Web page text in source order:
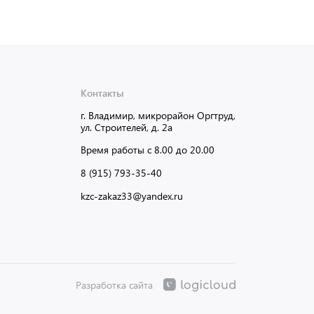
Контакты
г. Владимир, микрорайон Оргтруд,
ул. Строителей, д. 2а
Время работы с 8.00 до 20.00
8 (915) 793-35-40
kzc-zakaz33@yandex.ru
Разработка сайта